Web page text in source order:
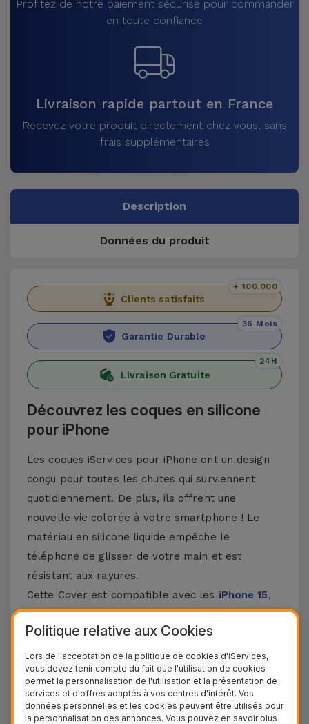
Profitez de notre paiement sécurisé pour commander
en toute confiance
Livraison rapide partout en France
Recevez votre produit directement chez vous, sans
frais supplémentaires
Description
Données du produit
Clients satisfaits
+ 100.000
Garantie Durable
36 Mois
Livraison Gratuite
24H
Découvrez les coques en silicone
pour iPhone
Les coques iServices pour iPhone ont un design
conçu pour toutes les chutes qui surviennent
quotidiennement. De plus, ils offrent une
nouvelle vie colorée à votre smartphone ! Le
matériau en silicone liquide empêche le
téléphone de glisser de votre main et est
résistant aux rayures.
Cette Cover est compatible avec les iPhone 15,
14, 13, 12, entre autres, ainsi qu'avec le modèle le
plus populaire d'Apple, l'iPhone 16et
Protection à 3 couches avec coques en
silicone
Nos coques en silicone pour iPhone ont une
Politique relative aux Cookies
Lors de l'acceptation de la politique de cookies d'iServices,
vous devez tenir compte du fait que l'utilisation de cookies
permet la personnalisation de l'utilisation et la présentation de
services et d'offres adaptés à vos centres d'intérêt. Vos
données personnelles et les cookies peuvent être utilisés pour
la personnalisation des annonces. Vous pouvez en savoir plus